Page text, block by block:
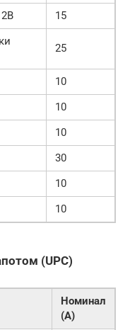
15
25
10
10
10
30
10
10
(UPC)
Номинал
(А)